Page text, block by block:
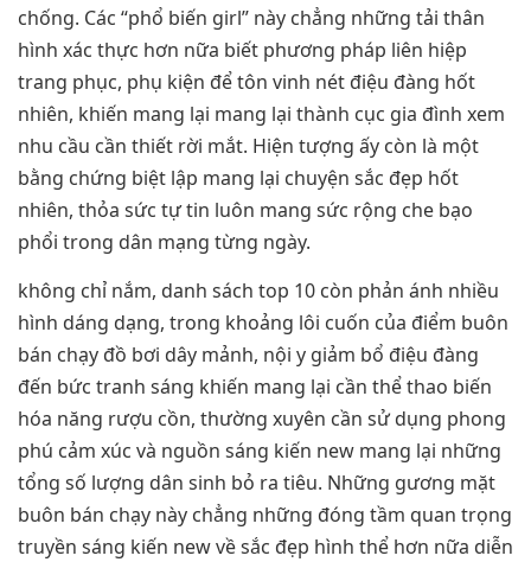
chống. Các “phổ biến girl” này chẳng những tải thân
hình xác thực hơn nữa biết phương pháp liên hiệp
trang phục, phụ kiện để tôn vinh nét điệu đàng hốt
nhiên, khiến mang lại mang lại thành cục gia đình xem
nhu cầu cần thiết rời mắt. Hiện tượng ấy còn là một
bằng chứng biệt lập mang lại chuyện sắc đẹp hốt
nhiên, thỏa sức tự tin luôn mang sức rộng che bạo
phổi trong dân mạng từng ngày.
không chỉ nắm, danh sách top 10 còn phản ánh nhiều
hình dáng dạng, trong khoảng lôi cuốn của điểm buôn
bán chạy đồ bơi dây mảnh, nội y giảm bổ điệu đàng
đến bức tranh sáng khiến mang lại cần thể thao biến
hóa năng rượu cồn, thường xuyên cần sử dụng phong
phú cảm xúc và nguồn sáng kiến new mang lại những
tổng số lượng dân sinh bỏ ra tiêu. Những gương mặt
buôn bán chạy này chẳng những đóng tầm quan trọng
truyền sáng kiến new về sắc đẹp hình thể hơn nữa diễn